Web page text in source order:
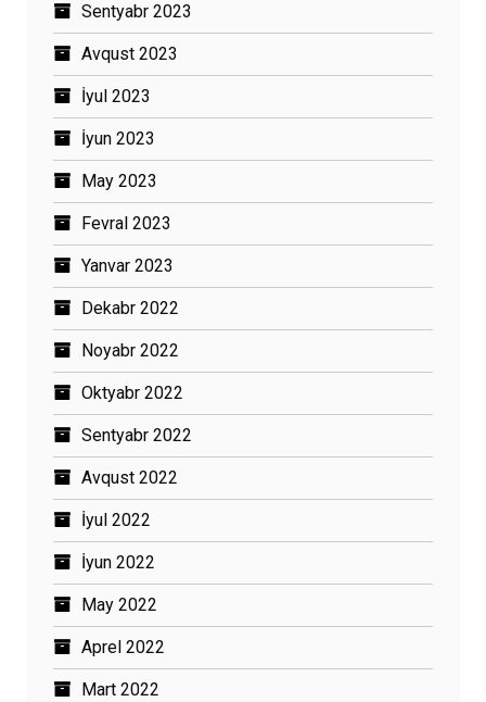
Sentyabr 2023
Avqust 2023
İyul 2023
İyun 2023
May 2023
Fevral 2023
Yanvar 2023
Dekabr 2022
Noyabr 2022
Oktyabr 2022
Sentyabr 2022
Avqust 2022
İyul 2022
İyun 2022
May 2022
Aprel 2022
Mart 2022